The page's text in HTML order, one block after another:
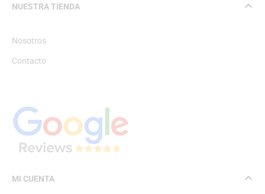
NUESTRA TIENDA
Nosotros
Contacto
MI CUENTA